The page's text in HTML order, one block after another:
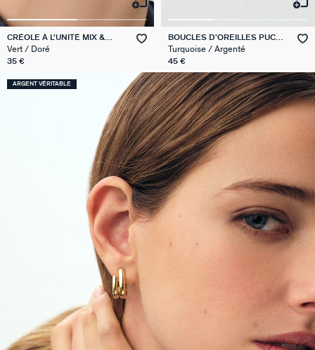
CRÉOLE À L'UNITÉ MIX &
MATCH
Vert / Doré
35 €
BOUCLES D'OREILLES PUCES
BELOVED
Turquoise / Argenté
45 €
ARGENT VÉRITABLE